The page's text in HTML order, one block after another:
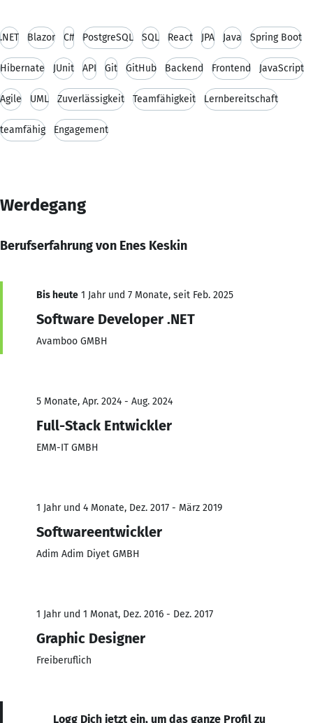
.NET Blazor C# PostgreSQL SQL React JPA Java Spring Boot
Hibernate JUnit API Git GitHub Backend Frontend JavaScript
Agile UML Zuverlässigkeit Teamfähigkeit Lernbereitschaft
teamfähig Engagement
Werdegang
Berufserfahrung von Enes Keskin
Bis heute 1 Jahr und 7 Monate, seit Feb. 2025
Software Developer .NET
Avamboo GMBH
5 Monate, Apr. 2024 - Aug. 2024
Full-Stack Entwickler
EMM-IT GMBH
1 Jahr und 4 Monate, Dez. 2017 - März 2019
Softwareentwickler
Adim Adim Diyet GMBH
1 Jahr und 1 Monat, Dez. 2016 - Dez. 2017
Graphic Designer
Freiberuflich
Logg Dich jetzt ein, um das ganze Profil zu